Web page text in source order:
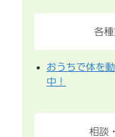
各
おうちで体を
中！
相談